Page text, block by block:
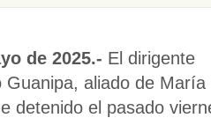
de 2025.- El dirigente
Guanipa, aliado de María
detenido el pasado